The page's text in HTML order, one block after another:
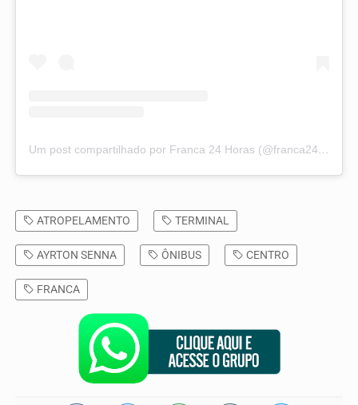
Um post compartilhado por Franca 24 Horas (@franca24horas)
ATROPELAMENTO TERMINAL
AYRTON SENNA ÔNIBUS CENTRO
FRANCA